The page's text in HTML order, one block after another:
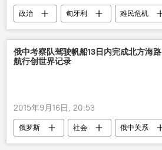
政治 匈牙利 难民危机
俄中考察队驾驶帆船13日内完成北方海路
航行创世界记录
2015年9月16日, 20:53
俄罗斯 社会
俄中关系
二战胜利70周年
中国